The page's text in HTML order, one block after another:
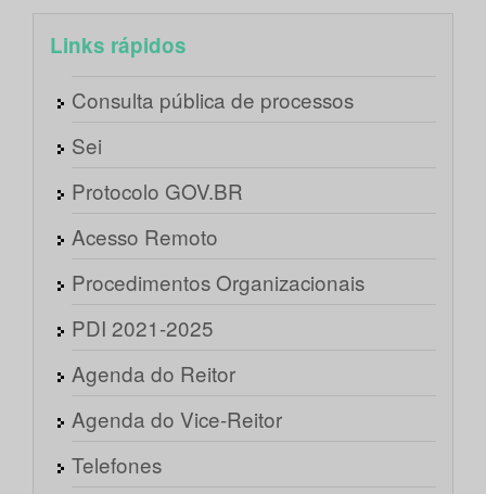
Links rápidos
Consulta pública de processos
Sei
Protocolo GOV.BR
Acesso Remoto
Procedimentos Organizacionais
PDI 2021-2025
Agenda do Reitor
Agenda do Vice-Reitor
Telefones